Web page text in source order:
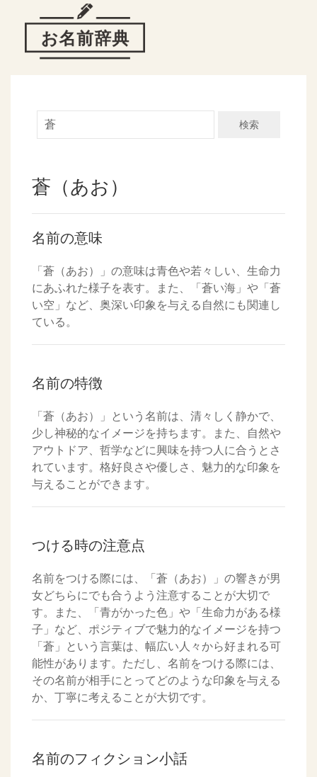
検索
蒼（あお）
名前の意味
「蒼（あお）」の意味は青色や若々しい、生命力
にあふれた様子を表す。また、「蒼い海」や「蒼
い空」など、奥深い印象を与える自然にも関連し
ている。
名前の特徴
「蒼（あお）」という名前は、清々しく静かで、
少し神秘的なイメージを持ちます。また、自然や
アウトドア、哲学などに興味を持つ人に合うとさ
れています。格好良さや優しさ、魅力的な印象を
与えることができます。
つける時の注意点
名前をつける際には、「蒼（あお）」の響きが男
女どちらにでも合うよう注意することが大切で
す。また、「青がかった色」や「生命力がある様
子」など、ポジティブで魅力的なイメージを持つ
「蒼」という言葉は、幅広い人々から好まれる可
能性があります。ただし、名前をつける際には、
その名前が相手にとってどのような印象を与える
か、丁寧に考えることが大切です。
名前のフィクション小話